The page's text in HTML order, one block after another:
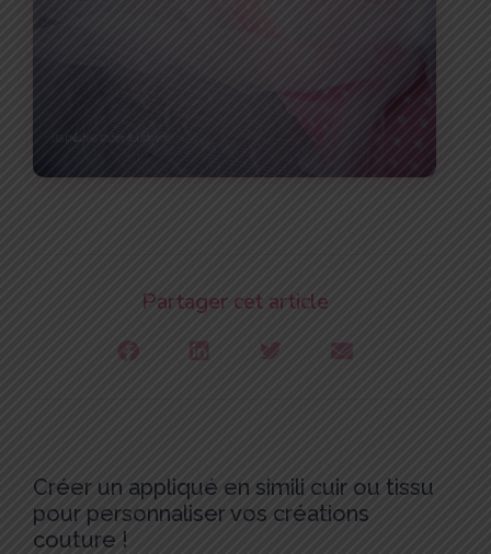
Partager cet article
Créer un appliqué en simili cuir ou tissu
pour personnaliser vos créations
couture !